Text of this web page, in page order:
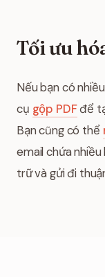
Tối ưu
Nếu bạn có
cụ gộp PDFđể
Bạn cũng có thể
email chứa nhiều
trữ và gửi đi